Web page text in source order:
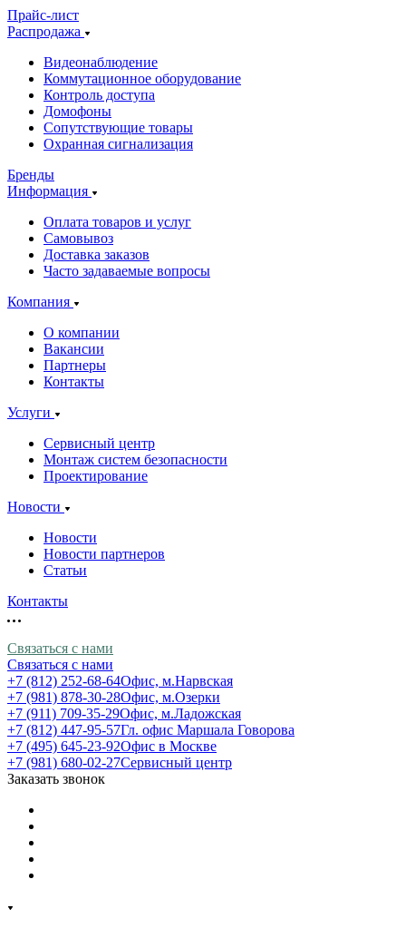
Прайс-лист
Распродажа
Видеонаблюдение
Коммутационное оборудование
Контроль доступа
Домофоны
Сопутствующие товары
Охранная сигнализация
Бренды
Информация
Оплата товаров и услуг
Самовывоз
Доставка заказов
Часто задаваемые вопросы
Компания
О компании
Вакансии
Партнеры
Контакты
Услуги
Сервисный центр
Монтаж систем безопасности
Проектирование
Новости
Новости
Новости партнеров
Статьи
Контакты
Связаться с нами
Связаться с нами
+7 (812) 252-68-64Офис, м.Нарвская
+7 (981) 878-30-28Офис, м.Озерки
+7 (911) 709-35-29Офис, м.Ладожская
+7 (812) 447-95-57Гл. офис Маршала Говорова
+7 (495) 645-23-92Офис в Москве
+7 (981) 680-02-27Сервисный центр
Заказать звонок